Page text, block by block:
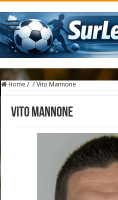
Home / / Vito Mannone
Vito Mannone